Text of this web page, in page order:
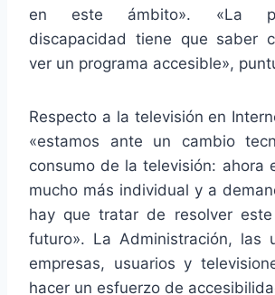
en este ámbito». «La
discapacidad tiene que saber
ver un programa accesible»,
Respecto a la televisión en
«estamos ante un cambio
consumo de la televisión: ahora
mucho más individual y a
hay que tratar de resolver
futuro». La Administración, las
empresas, usuarios y
hacer un esfuerzo de